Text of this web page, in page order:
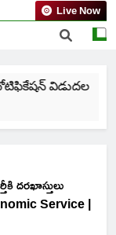
Live Now
విడుదల
దరఖాస్తులు
Service |